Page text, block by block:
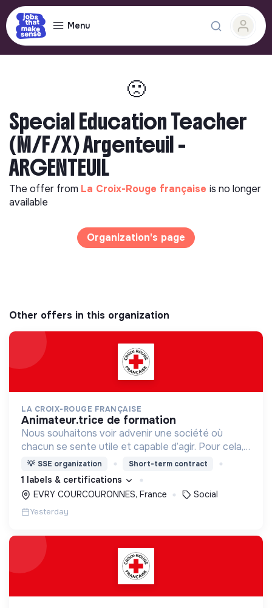
Menu
🙁
Special Education Teacher
(M/F/X) Argenteuil -
ARGENTEUIL
The offer from La Croix-Rouge française is no longer
available
Organization's page
Other offers in this organization
LA CROIX-ROUGE FRANÇAISE
animateur.trice de formation
Nous souhaitons voir advenir une société où
chacun se sente utile et capable d’agir. Pour cela,
nous proposons des moyens et des lieux
d’engagement innovants et adaptés à tous.
💡 SSE organization Short-term contract
1 labels & certifications
EVRY COURCOURONNES, France
Social
Yesterday